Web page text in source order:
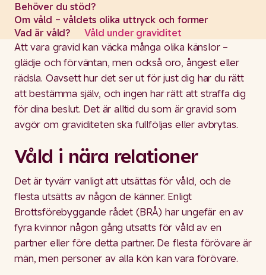
Behöver du stöd?
Om våld – våldets olika uttryck och former
Vad är våld?
Våld under graviditet
Att vara gravid kan väcka många olika känslor –
glädje och förväntan, men också oro, ångest eller
rädsla. Oavsett hur det ser ut för just dig har du rätt
att bestämma själv, och ingen har rätt att straffa dig
för dina beslut. Det är alltid du som är gravid som
avgör om graviditeten ska fullföljas eller avbrytas.
Våld i nära relationer
Det är tyvärr vanligt att utsättas för våld, och de
flesta utsätts av någon de känner. Enligt
Brottsförebyggande rådet (BRÅ) har ungefär en av
fyra kvinnor någon gång utsatts för våld av en
partner eller före detta partner. De flesta förövare är
män, men personer av alla kön kan vara förövare.